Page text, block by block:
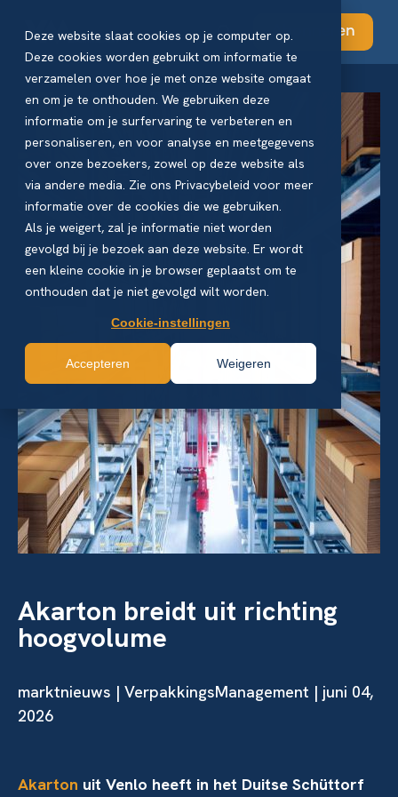
Deze website slaat cookies op je computer op.
Deze cookies worden gebruikt om informatie te
verzamelen over hoe je met onze website omgaat
en om je te onthouden. We gebruiken deze
informatie om je surfervaring te verbeteren en
personaliseren, en voor analyse en meetgegevens
over onze bezoekers, zowel op deze website als
via andere media. Zie ons Privacybeleid voor meer
informatie over de cookies die we gebruiken.
Als je weigert, zal je informatie niet worden
gevolgd bij je bezoek aan deze website. Er wordt
een kleine cookie in je browser geplaatst om te
onthouden dat je niet gevolgd wilt worden.
Cookie-instellingen
Accepteren Weigeren
Abonneren
Akarton breidt uit richting
hoogvolume
marktnieuws | VerpakkingsManagement | juni 04,
2026
Akarton uit Venlo heeft in het Duitse Schüttorf